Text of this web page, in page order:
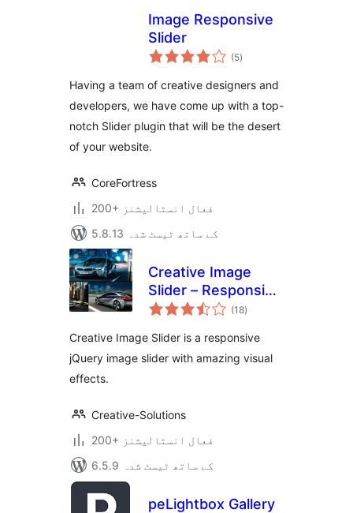
Image Responsive
Slider
(5مجموعی
درجہ
)
Having a team of creative designers and
developers, we have come up with a top-
notch Slider plugin that will be the desert
of your website.
CoreFortress
200+ فعال انسٹالیشنز
5.8.13 کے ساتھ ٹیسٹ شدہ
Creative Image
Slider – Responsive
Slider Plugin(18مجموعی
درجہ
)
Creative Image Slider is a responsive
jQuery image slider with amazing visual
effects.
Creative-Solutions
200+ فعال انسٹالیشنز
6.5.9 کے ساتھ ٹیسٹ شدہ
peLightbox Gallery